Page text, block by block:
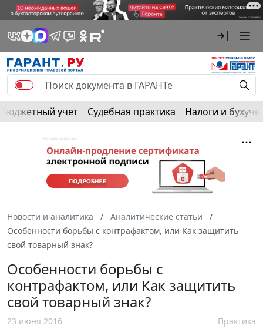
Бюджетный учет Судебная практика Налоги и
Новости и аналитика
Аналитические статьи
Особенности борьбы с контрафактом, или Как защитить
свой товарный знак?
Особенности борьбы с
контрафактом, или Как защитить
свой товарный знак?
23 июня 2016 Практика